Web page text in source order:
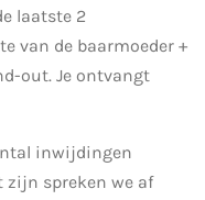
laatste 2
van de baarmoeder +
out. Je ontvangt
inwijdingen
zijn spreken we af